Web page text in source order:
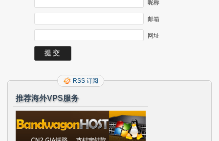
昵称
邮箱
网址
RSS 订阅
推荐海外VPS服务